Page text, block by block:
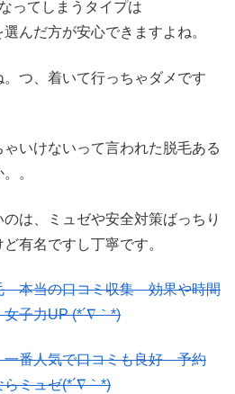
ってしまうタイプは
んだ方が安心できますよね。
つ、着いて行っちゃダメです
いけないって言われた脱毛ある
。
は、ミュゼや安全対策ばっちり
有名ですし丁寧です。
本当の口コミ収集 効果や時間
子力UP (*´∇｀*)
番人気で口コミも良好 予約
ミュゼ(*´∇｀*)